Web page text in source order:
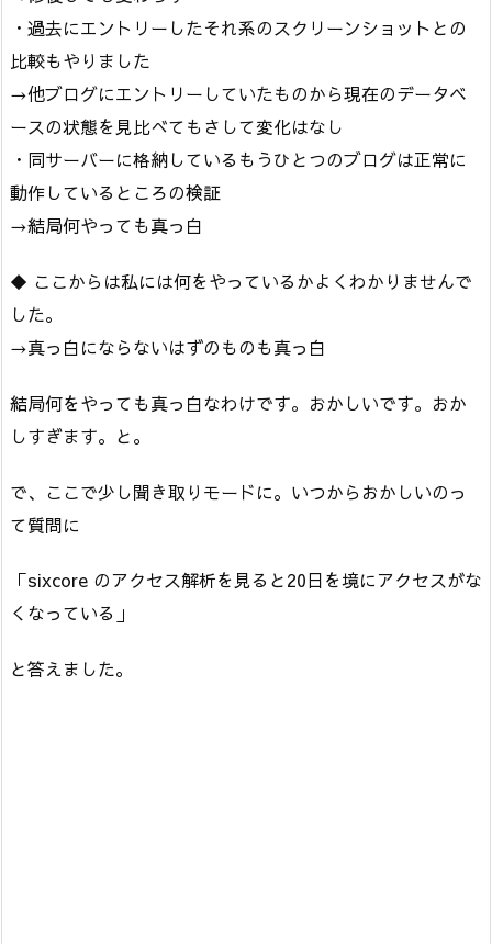
・過去にエントリーしたそれ系のスクリーンショットとの
比較もやりました
→他ブログにエントリーしていたものから現在のデータベ
ースの状態を見比べてもさして変化はなし
・同サーバーに格納しているもうひとつのブログは正常に
動作しているところの検証
→結局何やっても真っ白
◆ ここからは私には何をやっているかよくわかりませんで
した。
→真っ白にならないはずのものも真っ白
結局何をやっても真っ白なわけです。おかしいです。おか
しすぎます。と。
で、ここで少し聞き取りモードに。いつからおかしいのっ
て質問に
「sixcore のアクセス解析を見ると20日を境にアクセスがな
くなっている」
と答えました。